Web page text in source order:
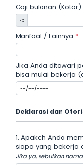
Gaji bulanan (Kotor)
Rp
Manfaat / Lainnya *
Jika Anda ditawari
bisa mulai bekerja
Deklarasi dan
1. Apakah Anda
siapa yang bekerja
Jika ya, sebutkan